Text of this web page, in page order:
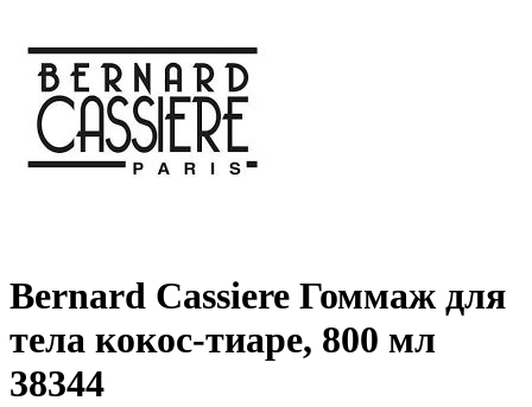
Bernard Cassiere Гоммаж для
тела кокос-тиаре, 800 мл
38344